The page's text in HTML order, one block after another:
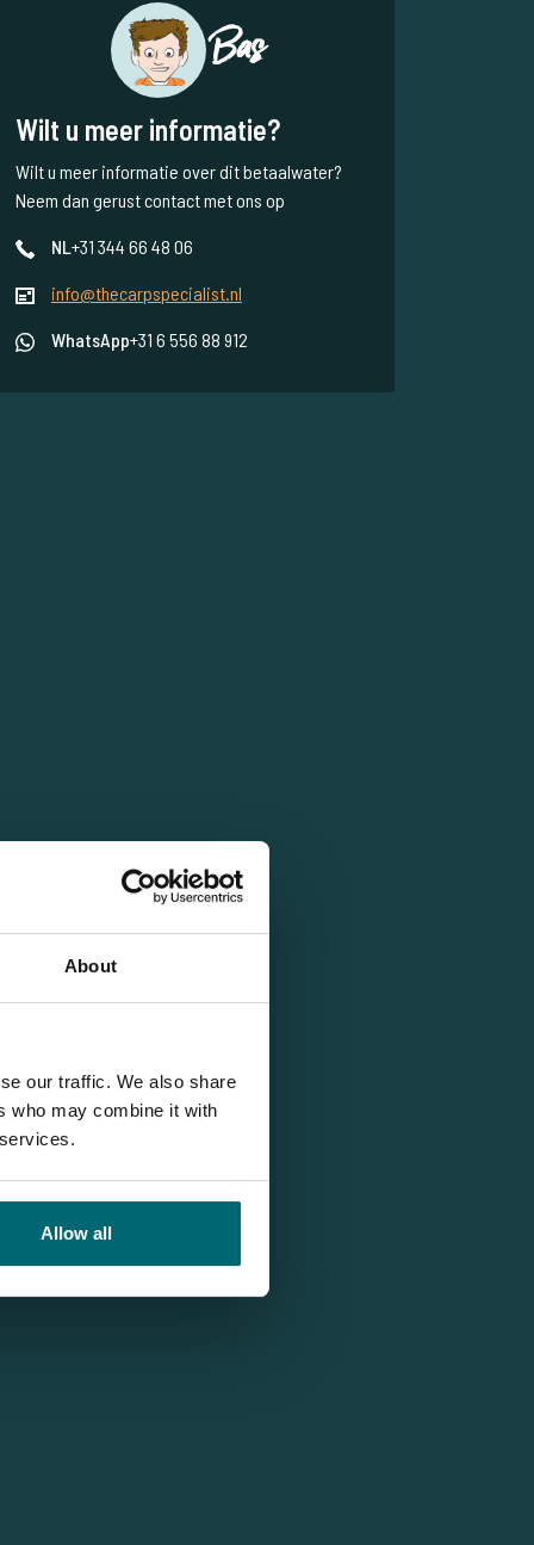
About
our traffic. We also share
who may combine it with
Allow all
Bas
Wilt u meer informatie?
Wilt u meer informatie over dit betaalwater?
Neem dan gerust contact met ons op
NL+31 344 66 48 06
info@thecarpspecialist.nl
WhatsApp+31 6 556 88 912